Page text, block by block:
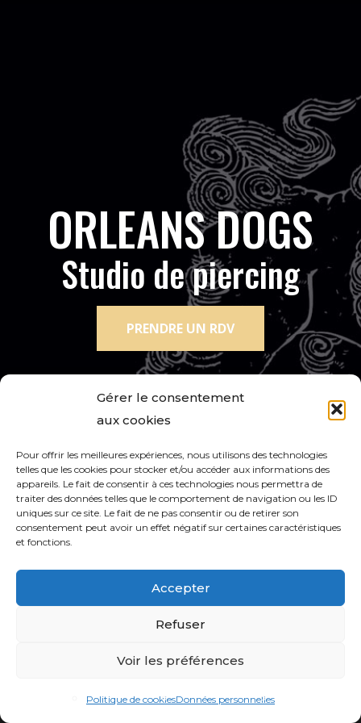
Gérer le consentement
aux cookies
Pour offrir les meilleures expériences, nous utilisons des technologies
telles que les cookies pour stocker et/ou accéder aux informations des
appareils. Le fait de consentir à ces technologies nous permettra de
traiter des données telles que le comportement de navigation ou les ID
uniques sur ce site. Le fait de ne pas consentir ou de retirer son
consentement peut avoir un effet négatif sur certaines caractéristiques
et fonctions.
Accepter
Refuser
Voir les préférences
Politique de cookiesDonnées personnelles
Studio de piercing
PRENDRE UN RDV
ORLEANS DOGS